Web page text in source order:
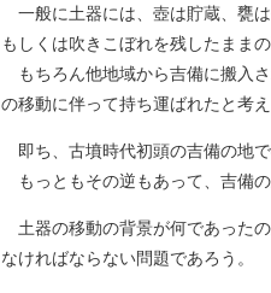
一般に土器には、壺は貯蔵、甕
もしくは吹きこぼれを残したまま
もちろん他地域から吉備に搬入
の移動に伴って持ち運ばれたと考
即ち、古墳時代初頭の吉備の地
もっともその逆もあって、吉備
土器の移動の背景が何であった
なければならない問題であろう。